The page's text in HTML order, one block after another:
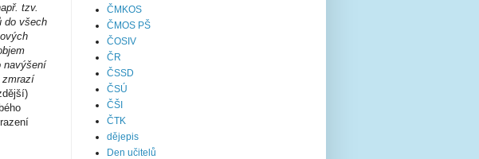
tzv.
do všech
navýšení
zmrazí
ČMKOS
ČMOS PŠ
ČOSIV
ČR
ČSSD
ČSÚ
ČŠI
ČTK
dějepis
Den učitelů